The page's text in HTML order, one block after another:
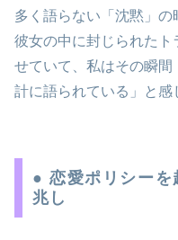
多く語らない「沈黙」の
彼女の中に封じられたト
せていて、私はその瞬
計に語られている」と感
● 恋愛ポリシー
兆し